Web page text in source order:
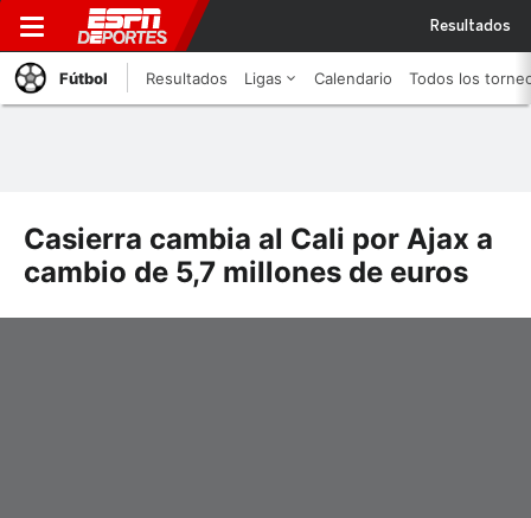
Resultados
Fútbol Resultados Ligas Calendario Todos los
Casierra cambia al Cali por Ajax a
cambio de 5,7 millones de euros